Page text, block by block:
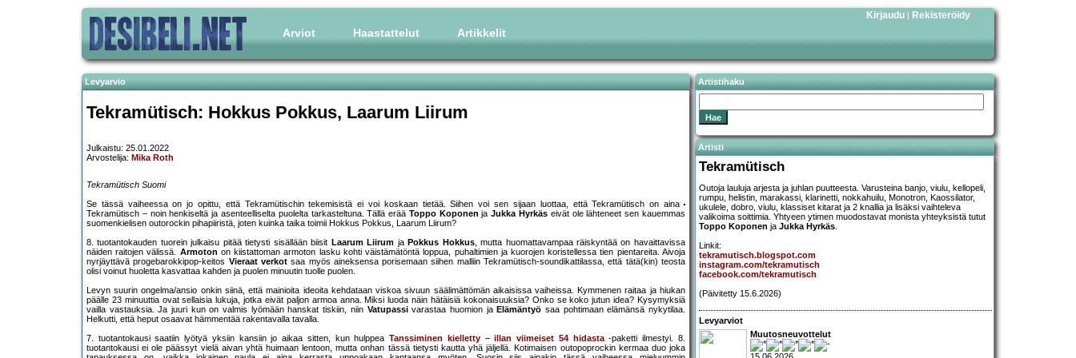
Arviot Haastattelut Artikkelit
Kirjaudu | Rekisteröidy
Levyarvio
Tekramütisch: Hokkus Pokkus, Laarum Liirum
Julkaistu: 25.01.2022
Arvostelija: Mika Roth
Tekramütisch Suomi
Se tässä vaiheessa on jo opittu, että Tekramütischin tekemisistä ei voi koskaan tietää. Siihen voi sen sijaan luottaa, että Tekramütisch on aina
Tekramütisch – noin henkiseltä ja asenteelliselta puolelta tarkasteltuna. Tällä erää Toppo Koponen jaJukka Hyrkäs eivät ole lähteneet sen kauemmas
suomenkielisen outorockin pihapiiristä, joten kuinka taika toimii Hokkus Pokkus, Laarum Liirum?
8. tuotantokauden tuorein julkaisu pitää tietysti sisällään biisit Laarum Liirum ja Pokkus Hokkus, mutta huomattavampaa räiskyntää on havaittavissa
näiden raitojen välissä. Armoton on kiistattoman armoton lasku kohti väistämätöntä loppua, puhaltimien ja kuorojen koristellessa tien pientareita. Aivoja
nyrjäyttävä progebarokkipop-keitos Vieraat verkotsaa myös aineksensa porisemaan siihen malliin Tekramütisch-soundikattilassa, että tätä(kin) teosta
olisi voinut huoletta kasvattaa kahden ja puolen minuutin tuolle puolen.
Levyn suurin ongelma/ansio onkin siinä, että mainioita ideoita kehdataan viskoa sivuun säälimättömän aikaisissa vaiheissa. Kymmenen raitaa ja hiukan
päälle 23 minuuttia ovat sellaisia lukuja, jotka eivät paljon armoa anna. Miksi luoda näin hätäisiä kokonaisuuksia? Onko se koko jutun idea? Kysymyksiä
vailla vastauksia. Ja juuri kun on valmis lyömään hanskat tiskiin, niin Vatupassivarastaa huomion ja Elämäntyö saa pohtimaan elämänsä nykytilaa.
Helkutti, että heput osaavat hämmentää rakentavalla tavalla.
7. tuotantokausi saatiin lyötyä yksiin kansiin jo aikaa sitten, kun hulppeaTanssiminen kielletty – illan viimeiset 54 hidasta-paketti ilmestyi. 8.
tuotantokausi ei ole päässyt vielä aivan yhtä huimaan lentoon, mutta onhan tässä tietysti kautta yhä jäljellä. Kotimaisen outopoprockin kermaa duo joka
Artistihaku
Artisti
Tekramütisch
Outoja lauluja arjesta ja juhlan puutteesta. Varusteina banjo, viulu, kellopeli,
rumpu, helistin, marakassi, klarinetti, nokkahuilu, Monotron, Kaossilator,
ukulele, dobro, viulu, klassiset kitarat ja 2 knallia ja lisäksi vaihteleva
valikoima soittimia. Yhtyeen ytimen muodostavat monista yhteyksistä tutut
Toppo Koponen ja Jukka Hyrkäs.
Linkit:
tekramutisch.blogspot.com
instagram.com/tekramutisch
facebook.com/tekramutisch
(Päivitetty 15.6.2026)
Levyarviot
Muutosneuvottelut